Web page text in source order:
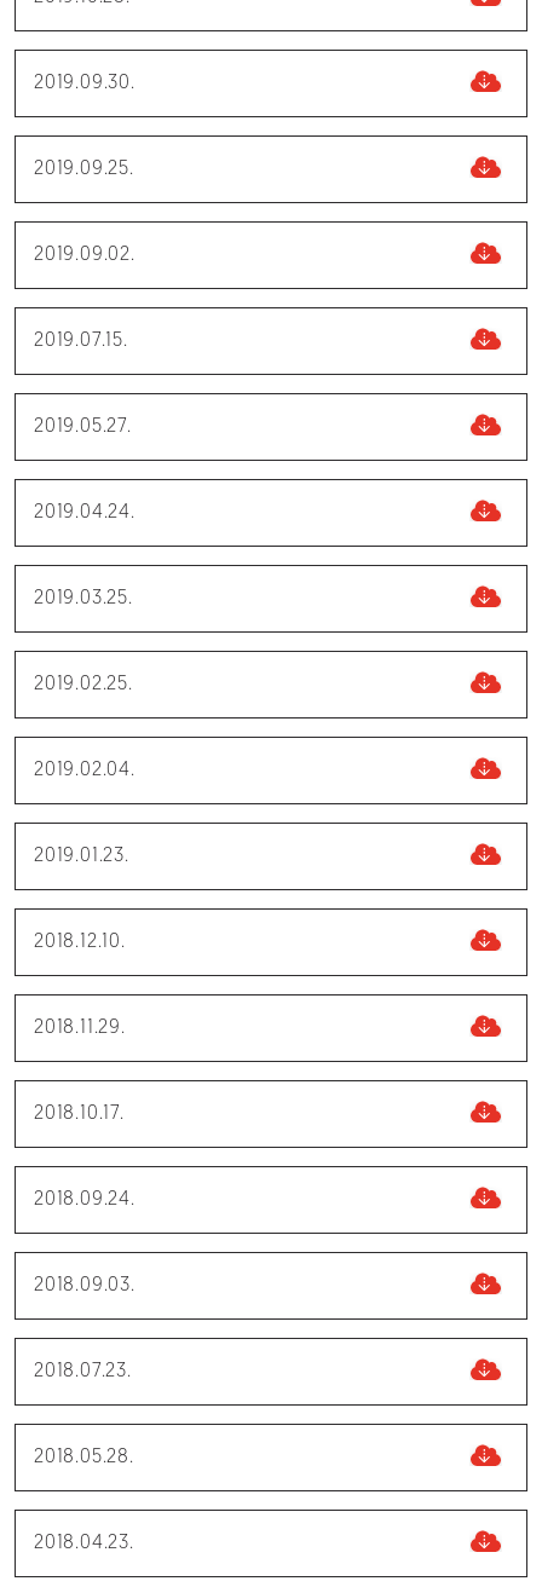
2019.09.30.
2019.09.25.
2019.09.02.
2019.07.15.
2019.05.27.
2019.04.24.
2019.03.25.
2019.02.25.
2019.02.04.
2019.01.23.
2018.12.10.
2018.11.29.
2018.10.17.
2018.09.24.
2018.09.03.
2018.07.23.
2018.05.28.
2018.04.23.